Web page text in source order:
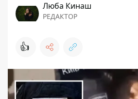
Люба Кинаш
РЕДАКТОР
👍